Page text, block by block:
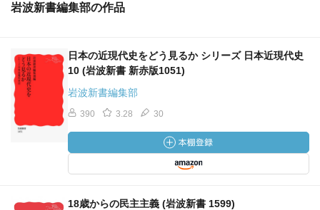
岩波新書編集部の作品
日本の近現代史をどう見るか シリーズ 日本近現代史
10 (岩波新書 新赤版1051)
岩波新書編集部
390 3.28 30
18歳からの民主主義 (岩波新書 1599)